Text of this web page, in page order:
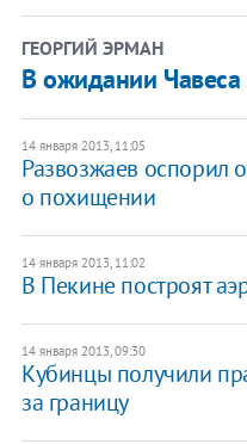
ГЕОРГИЙ ЭРМАН
В ожидании Чавеса
14 января 2013, 11:05
Развозжаев оспорил
о похищении
14 января 2013, 11:02
В Пекине построят
14 января 2013, 09:30
Кубинцы получили
за границу